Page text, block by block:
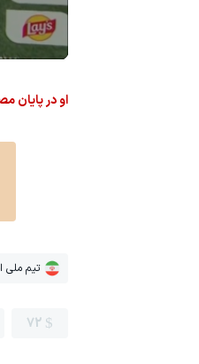
او در پایان
تیم ملی
72